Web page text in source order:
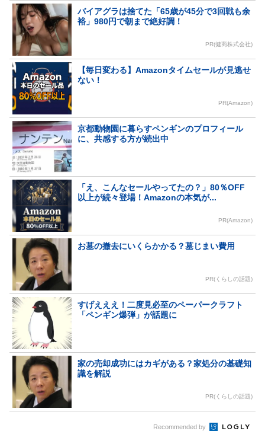
バイアグラは捨てた「65歳が45分で3回戦も余
裕」980円で朝まで絶好調！
PR(健商株式会社)
【毎日変わる】Amazonタイムセールが見逃せ
ない！
PR(Amazon)
京都動物園に暮らすペンギンのプロフィール
に、共感する方が続出中
「え、こんなセールやってたの？」80％OFF
以上が続々登場！Amazonの本気が...
PR(Amazon)
お墓の撤去にいくらかかる？墓じまい費用
PR(くらしの話題)
すげえええ！二度見必至のペーパークラフト
「ペンギン爆弾」が話題に
家の売却成功にはカギがある？家処分の基礎知
識を解説
PR(くらしの話題)
Recommended by